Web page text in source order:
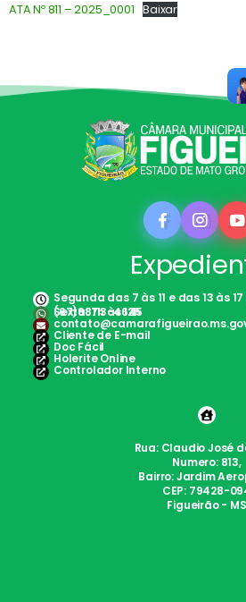
ATA Nº 811 – 2025_0001 Baixar
Segunda das 7 às 11 e das 13 às
Sexta: 7h às 12h
(67)98113-4645
Cliente de E-mail
Doc Fácil
Holerite Online
Controlador Interno
Rua: Claudio José
Numero: 813,
Bairro: Jardim
CEP: 79428-
Figueirão - MS